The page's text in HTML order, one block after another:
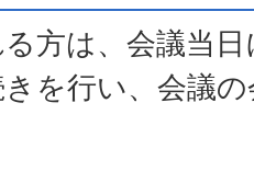
方は、会議当
を行い、会議